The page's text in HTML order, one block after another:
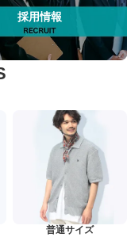
採用情報
普通サイズ